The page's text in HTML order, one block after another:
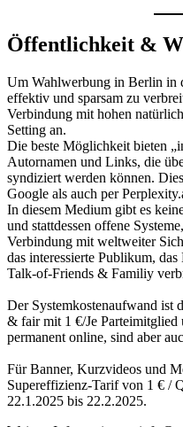
Öffentlichkeit &
Um Wahlwerbung in Berlin in
effektiv und sparsam zu
Verbindung mit hohen
Setting an.
Die beste Möglichkeit bieten
Autornamen und Links, die
syndiziert werden können.
Google als auch per
In diesem Medium gibt es
und stattdessen offene
Verbindung mit weltweiter
das interessierte Publikum,
Talk-of-Friends & Familiy
Der Systemkostenaufwand ist
& fair mit 1 €/Je Parteimitglied
permanent online, sind aber
Für Banner, Kurzvideos und
Supereffizienz-Tarif von 1 € /
22.1.2025 bis 22.2.2025.